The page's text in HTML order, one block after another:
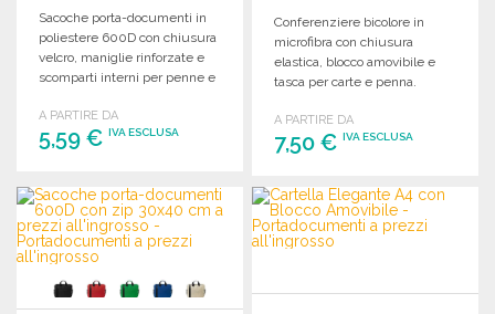
Sacoche porta-documenti in
poliestere 600D con chiusura
velcro, maniglie rinforzate e
scomparti interni per penne e
A PARTIRE DA
5,59 € IVA ESCLUSA
ORDINARE
Richiedi un preventivo
Conferenziere bicolore in
microfibra con chiusura
elastica, blocco amovibile e
tasca per carte e penna.
A PARTIRE DA
7,50 €IVA ESCLUSA
ORDINARE
Richiedi un preventivo